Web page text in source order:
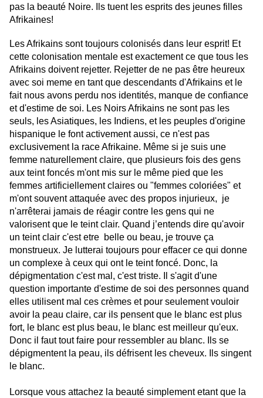
pas la beauté Noire. Ils tuent les esprits des jeunes filles
Afrikaines!
Les Afrikains sont toujours colonisés dans leur esprit! Et
cette colonisation mentale est exactement ce que tous les
Afrikains doivent rejetter. Rejetter de ne pas être heureux
avec soi meme en tant que descendants d'Afrikains et le
fait nous avons perdu nos identités, manque de confiance
et d'estime de soi. Les Noirs Afrikains ne sont pas les
seuls, les Asiatiques, les Indiens, et les peuples d'origine
hispanique le font activement aussi, ce n'est pas
exclusivement la race Afrikaine. Même si je suis une
femme naturellement claire, que plusieurs fois des gens
aux teint foncés m'ont mis sur le même pied que les
femmes artificiellement claires ou "femmes coloriées" et
m'ont souvent attaquée avec des propos injurieux, je
n'arrêterai jamais de réagir contre les gens qui ne
valorisent que le teint clair. Quand j’entends dire qu'avoir
un teint clair c'est etre belle ou beau, je trouve ça
monstrueux. Je lutterai toujours pour effacer ce qui donne
un complexe à ceux qui ont le teint foncé. Donc, la
dépigmentation c'est mal, c'est triste. Il s'agit d'une
question importante d'estime de soi des personnes quand
elles utilisent mal ces crèmes et pour seulement vouloir
avoir la peau claire, car ils pensent que le blanc est plus
fort, le blanc est plus beau, le blanc est meilleur qu'eux.
Donc il faut tout faire pour ressembler au blanc. Ils se
dépigmentent la peau, ils défrisent les cheveux. Ils singent
le blanc.
Lorsque vous attachez la beauté simplement etant que la